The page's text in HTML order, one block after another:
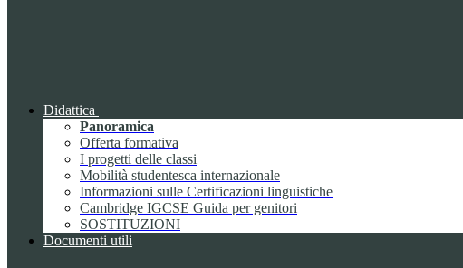
Didattica
Panoramica
Offerta formativa
I progetti delle classi
Mobilità studentesca internazionale
Informazioni sulle Certificazioni linguistiche
Cambridge IGCSE Guida per genitori
SOSTITUZIONI
Documenti utili